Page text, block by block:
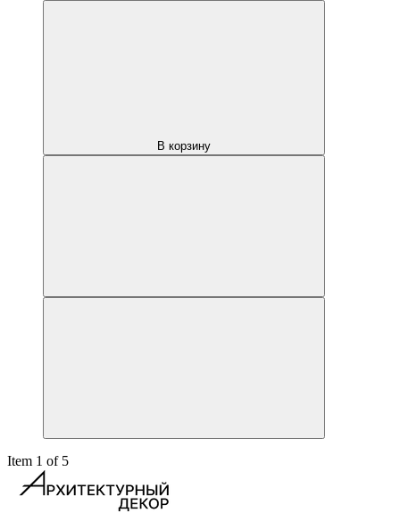
В корзину
Item 1 of 5